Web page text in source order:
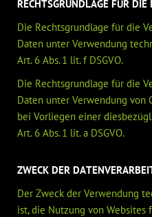
RECHTSGRUNDLAGE FÜR
Die Rechtsgrundlage für die
Daten unter Verwendung
Art. 6 Abs. 1 lit. f DSGVO.
Die Rechtsgrundlage für die
Daten unter Verwendung von
bei Vorliegen einer
Art. 6 Abs. 1 lit. a DSGVO.
ZWECK DER
Der Zweck der Verwendung
ist, die Nutzung von